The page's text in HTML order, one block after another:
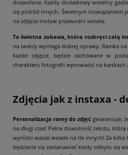
dozwolone. Każdy dodatkowy weselny
się pośród innych. Świetnym rozwiązaniem
na zdjęcia motyw przewodni wesela.
To świetna zabawa, która rozkręci całą
na twarzy wymaga dobrej oprawy. Ramka
każde zdjęcie, będzie zachowane w
charakteru fotografii wprowadzi na kartkach
Zdjęcia jak z instaxa -
Personalizacja ramy do zdjęć gwarantuje,
na długi czas! Pełna dowolność tekstu,
wyróżni wasze wesele na tle innych! Za kilka
będziecie się zastanawiać kiedy odbyło się